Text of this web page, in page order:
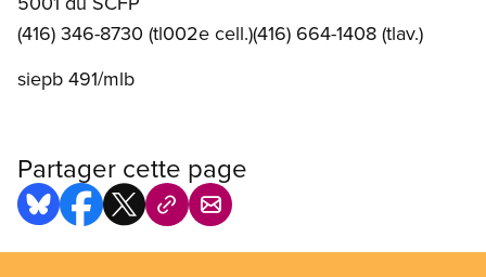
(416) 346-8730 (tl002e cell.)(416) 664-1408 (tlav.)
siepb 491/mlb
Partager cette page